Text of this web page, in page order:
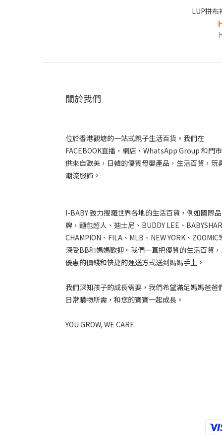
LUP拼布
關於我們
位於香港觀塘的一站式親子生活百貨。我們在
FACEBOOK直播，網店，WhatsApp Group 和門
供來自歐美，日韓的優質母嬰產品，生活百貨，玩
潮流服飾。
I-BABY 致力搜羅世界各地的生活百貨，例如國際品
牌，麵包超人、迪士尼、BUDDY LEE、
CHAMPION、FILA、MLB、NEW YORK、ZOOMIC
深受BB和媽媽歡迎。我們一直把優質的生活百貨
優惠的價錢和快捷的運送方式送到媽媽手上。
我們深知孩子的成長需要，我們希望滿足媽媽爸爸
日常購物所需，和您的寶寶一起成長。
YOU GROW, WE CARE.